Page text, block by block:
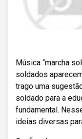
Música “marcha
soldados
trago uma
soldado para a
fundamental.
ideias diversas